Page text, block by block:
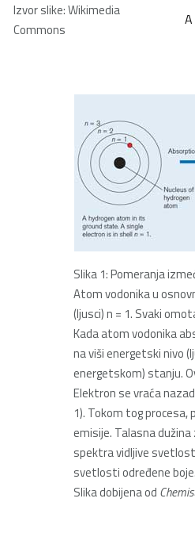
Izvor slike: Wikimedia
Commons
Slika 1: Pomeranja
Atom vodonika u
(ljusci) n = 1. Svaki
Kada atom vodonika
na viši energetski nivo
energetskom) stanju.
Elektron se vraća
1). Tokom tog
emisije. Talasna dužina
spektra vidljive
svetlosti određene
Slika dobijena od